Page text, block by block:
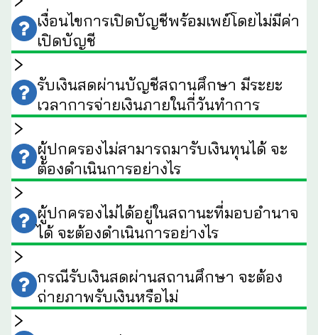
เงื่อนไขการเปิดบัญชีพร้อมเพย์โดยไม่มีค่า
เปิดบัญชี
รับเงินสดผ่านบัญชีสถานศึกษา มีระยะ
เวลาการจ่ายเงินภายในกี่วันทำการ
ผู้ปกครองไม่สามารถมารับเงินทุนได้ จะ
ต้องดำเนินการอย่างไร
ผู้ปกครองไม่ได้อยู่ในสถานะที่มอบอำนาจ
ได้ จะต้องดำเนินการอย่างไร
กรณีรับเงินสดผ่านสถานศึกษา จะต้อง
ถ่ายภาพรับเงินหรือไม่